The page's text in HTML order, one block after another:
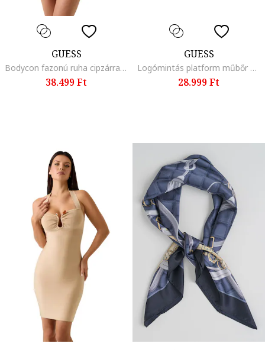
GUESS
Bodycon fazonú ruha cipzárral, Pasztellrózsaszín
38.499 Ft
GUESS
Logómintás platform műbőr sneaker, Fehér/Aranyszín
28.999 Ft